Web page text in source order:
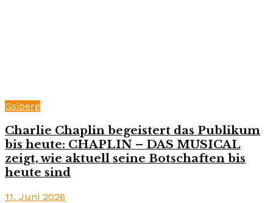
Gsiberg
Charlie Chaplin begeistert das Publikum
bis heute: CHAPLIN – DAS MUSICAL
zeigt, wie aktuell seine Botschaften bis
heute sind
11. Juni 2026